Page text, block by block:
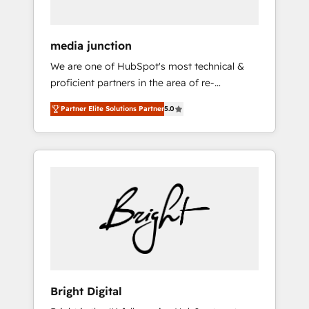
media junction
We are one of HubSpot's most technical &
proficient partners in the area of re-
platforming, website design & development.
We specialize in multi-hub implementations
for mid-market & enterprise companies. We
are woman-owned, powered by coffee, and
Impact Award 🏆2022 Technical Expertise
Impact Award 🏆2022 Platform Migration
Excellence Impact Award 🏆2020 Elite
Solutions Partner 🏆2019 Integrations
Website Design HubSpot Impact Award 🏆
Partner Elite Solutions Partner5.0
Bright Digital